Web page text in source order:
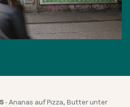
- Ananas auf Pizza, Butter unter